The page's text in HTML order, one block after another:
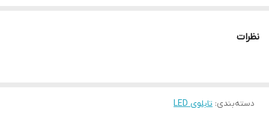
و در داخل این لایت باکس ها قرار بدهید. انجام این کار راحت است فقط
بنابراین هر زمان بخواهید می توانید طرح تصویر را تغییر دهید. این
نظرات
دسته‌بندی: تابلوی LED